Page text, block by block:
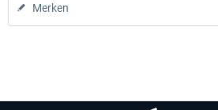
Merken